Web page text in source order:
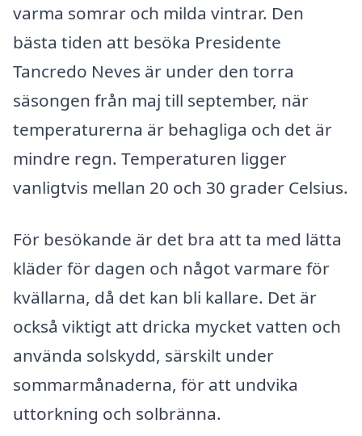
varma somrar och milda vintrar. Den
bästa tiden att besöka Presidente
Tancredo Neves är under den torra
säsongen från maj till september, när
temperaturerna är behagliga och det är
mindre regn. Temperaturen ligger
vanligtvis mellan 20 och 30 grader Celsius.
För besökande är det bra att ta med lätta
kläder för dagen och något varmare för
kvällarna, då det kan bli kallare. Det är
också viktigt att dricka mycket vatten och
använda solskydd, särskilt under
sommarmånaderna, för att undvika
uttorkning och solbränna.